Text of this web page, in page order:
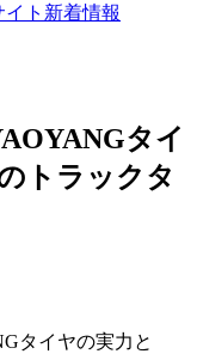
ト新着情報
タイ
トラックタ
タイヤの実力と